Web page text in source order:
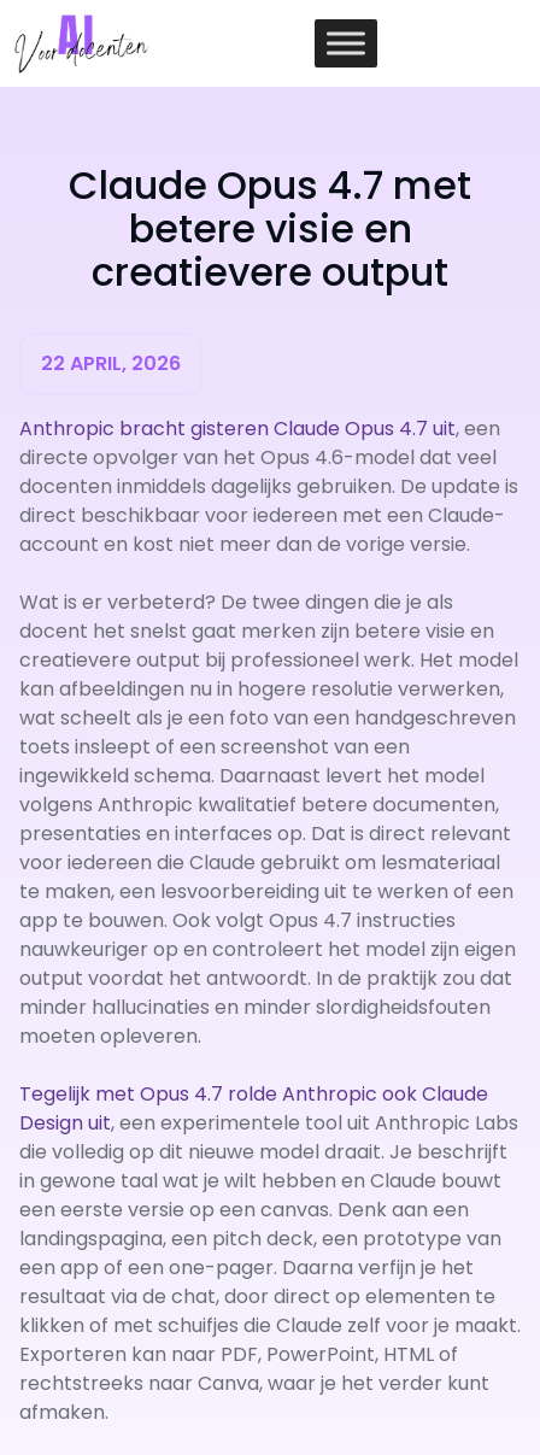
naar
de
Claude Opus 4.7 met
betere visie en
creatievere output
22 APRIL, 2026
Anthropic bracht gisteren Claude Opus 4.7 uit, een
directe opvolger van het Opus 4.6-model dat veel
docenten inmiddels dagelijks gebruiken. De update is
direct beschikbaar voor iedereen met een Claude-
account en kost niet meer dan de vorige versie.
Wat is er verbeterd? De twee dingen die je als
docent het snelst gaat merken zijn betere visie en
creatievere output bij professioneel werk. Het model
kan afbeeldingen nu in hogere resolutie verwerken,
wat scheelt als je een foto van een handgeschreven
toets insleept of een screenshot van een
ingewikkeld schema. Daarnaast levert het model
volgens Anthropic kwalitatief betere documenten,
presentaties en interfaces op. Dat is direct relevant
voor iedereen die Claude gebruikt om lesmateriaal
te maken, een lesvoorbereiding uit te werken of een
app te bouwen. Ook volgt Opus 4.7 instructies
nauwkeuriger op en controleert het model zijn eigen
output voordat het antwoordt. In de praktijk zou dat
minder hallucinaties en minder slordigheidsfouten
moeten opleveren.
Tegelijk met Opus 4.7 rolde Anthropic ook Claude
Design uit, een experimentele tool uit Anthropic Labs
die volledig op dit nieuwe model draait. Je beschrijft
in gewone taal wat je wilt hebben en Claude bouwt
een eerste versie op een canvas. Denk aan een
landingspagina, een pitch deck, een prototype van
een app of een one-pager. Daarna verfijn je het
resultaat via de chat, door direct op elementen te
klikken of met schuifjes die Claude zelf voor je maakt.
Exporteren kan naar PDF, PowerPoint, HTML of
rechtstreeks naar Canva, waar je het verder kunt
afmaken.